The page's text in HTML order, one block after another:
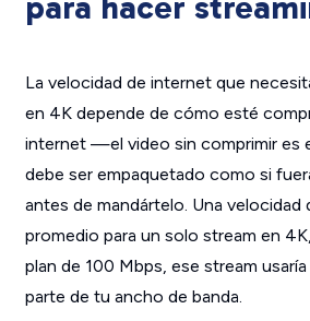
La velocidad de internet que
en 4K depende de cómo esté
internet —el video sin comprimir es
debe ser empaquetado como si
antes de mandártelo. Una velocidad
promedio para un solo stream en
plan de 100 Mbps, ese stream
parte de tu ancho de banda.